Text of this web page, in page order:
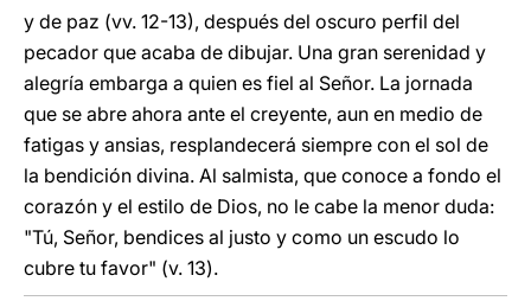
y de paz (vv. 12-13), después del oscuro perfil del
pecador que acaba de dibujar. Una gran serenidad y
alegría embarga a quien es fiel al Señor. La jornada
que se abre ahora ante el creyente, aun en medio de
fatigas y ansias, resplandecerá siempre con el sol de
la bendición divina. Al salmista, que conoce a fondo el
corazón y el estilo de Dios, no le cabe la menor duda:
"Tú, Señor, bendices al justo y como un escudo lo
cubre tu favor" (v. 13).